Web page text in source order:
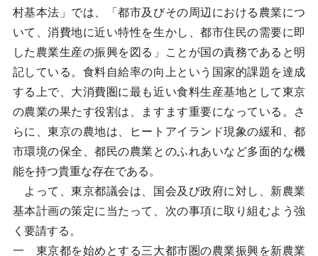
村基本法」では、「都市及びその周辺における農業につ
いて、消費地に近い特性を生かし、都市住民の需要に即
した農業生産の振興を図る」ことが国の責務であると明
記している。食料自給率の向上という国家的課題を達成
する上で、大消費圏に最も近い食料生産基地として東京
の農業の果たす役割は、ますます重要になっている。さ
らに、東京の農地は、ヒートアイランド現象の緩和、都
市環境の保全、都民の農業とのふれあいなど多面的な機
能を持つ貴重な存在である。
よって、東京都議会は、国会及び政府に対し、新農業
基本計画の策定に当たって、次の事項に取り組むよう強
く要請する。
一 東京都を始めとする三大都市圏の農業振興を新農業